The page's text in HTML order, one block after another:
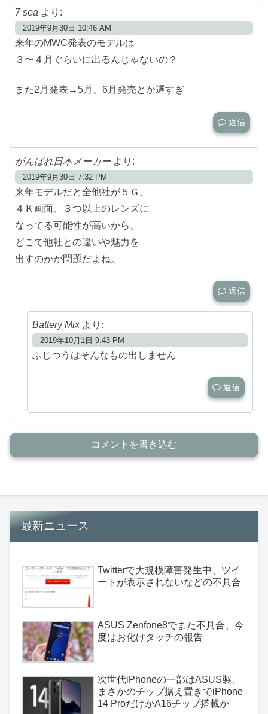
7 sea より:
2019年9月30日 10:46 AM
来年のMWC発表のモデルは
３〜４月ぐらいに出るんじゃないの？
また2月発表→5月、6月発売とか遅すぎ
返信
がんばれ日本メーカー より:
2019年9月30日 7:32 PM
来年モデルだと全他社が５Ｇ、
４Ｋ画面、３つ以上のレンズに
なってる可能性が高いから、
どこで他社との違いや魅力を
出すのかが問題だよね。
返信
Battery Mix より:
2019年10月1日 9:43 PM
ふじつうはそんなもの出しません
返信
コメントを書き込む
最新ニュース
Twitterで大規模障害発生中、ツイ
ートが表示されないなどの不具合
ASUS Zenfone8でまた不具合、今
度はお化けタッチの報告
次世代iPhoneの一部はASUS製、
まさかのチップ据え置きでiPhone
14 ProだけがA16チップ搭載か